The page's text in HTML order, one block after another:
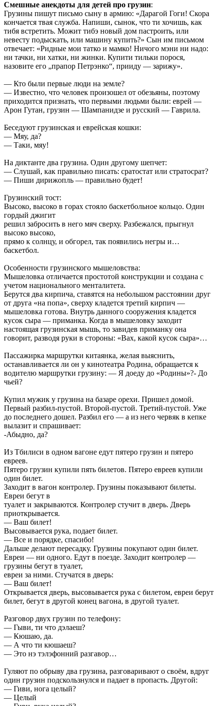
Смешные анекдоты для детей про грузин:
Грузины пишут письмо сыну в армию: «Дарагой Гоги! Скора
кончается твая служба. Напиши, сынок, что ти хочишь, как
тибя встретить. Можит тибэ новый дом пастроить, или
невесту подыскать, или машину купить?» Сын им письмом
отвечает: «Ридные мои татко и мамко! Ничого мэни ни надо:
ни тачки, ни хатки, ни жинки. Купити тильки порося,
назовите его „прапор Петрэнко“, прииду — зарижу».
— Кто были первые люди на земле?
— Известно, что человек произошел от обезьяны, поэтому
приходится признать, что первыми людьми были: еврей —
Арон Гутан, грузин — Шампанидзе и русский — Гаврила.
Беседуют грузинская и еврейская кошки:
— Мяу, да?
— Tаки, мяу!
Hа диктанте два грузина. Один другому шепчет:
— Слушай, как правильно писать: сратостат или стратосрат?
— Пиши дирижопль — правильно будет!
Грузинский тост:
Высоко, высоко в горах стояло баскетбольное кольцо. Один
гордый джигит
решил забросить в него мяч сверху. Разбежался, прыгнул
высоко высоко,
прямо к солнцу, и обгорел, так появились негры и…
баскетбол.
Особенности грузинского мышеловства:
Мышеловка отличается простотой конструкции и создана с
учетом национального менталитета.
Берутся два кирпича, ставятся на небольшом расстоянии друг
от друга «на попа», сверху кладется третий кирпич —
мышеловка готова. Внутрь данного сооружения кладется
кусок сыра — приманка. Когда в мышеловку заходит
настоящая грузинская мышь, то завидев приманку она
говорит, разводя руки в стороны: «Вах, какой кусок сыра»…
Пассажирка маршрутки китаянка, желая выяснить,
останавливается ли он у кинотеатра Родина, обращается к
водителю маршрутки грузину: — Я доеду до «Родины»?- До
чьей?
Купил мужик у грузина на базаре орехи. Пришел домой.
Первый разбил-пустой. Второй-пустой. Третий-пустой. Уже
до последнего дошел. Разбил его — а из него червяк в кепке
вылазит и спрашивает:
-Абыдно, да?
Из Тбилиси в одном вагоне едут пятеро грузин и пятеро
евреев.
Пятеро грузин купили пять билетов. Пятеро евреев купили
один билет.
Заходит в вагон контролер. Грузины показывают билеты.
Евреи бегут в
туалет и закрываются. Контролер стучит в дверь. Дверь
приоткрывается.
— Ваш билет!
Высовывается рука, подает билет.
— Все и порядке, спасибо!
Дальше делают пересадку. Грузины покупают один билет.
Евреи — ни одного. Едут в поезде. Заходит контролер —
грузины бегут в туалет,
евреи за ними. Стучатся в дверь:
— Ваш билет!
Открывается дверь, высовывается рука с билетом, евреи берут
билет, бегут в другой конец вагона, в другой туалет.
Разговор двух грузин по телефону:
— Гыви, ти что дэлаеш?
— Кюшаю, да.
— А что ти кюшаеш?
— Это нэ тэлэфонний разгавор…
Гуляют по обрыву два грузина, разговаривают о своём, вдруг
один грузин подскользнулся и падает в пропасть. Другой:
— Гиви, нога целый?
— Целый